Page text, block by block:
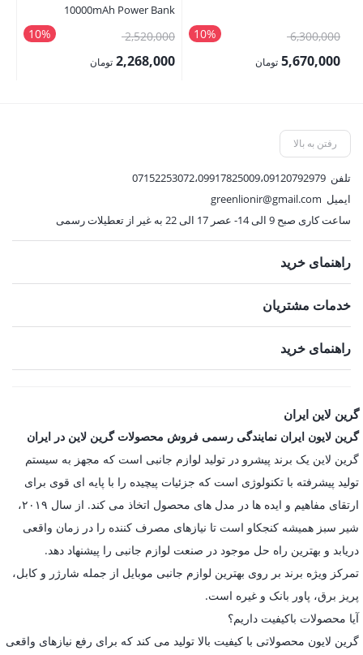
10% 6,300,000قیمت
اصلی:5,670,000 تومان
5,670,000 تومان.
10000mAh Power Bank
10% 2,520,000قیمت
اصلی:2,268,000 تومان
رفتن به بالا
تلفن 07152253072،09917825009،09120792979
ایمیل greenlionir@gmail.com
ساعت کاری صبح 9 الی 14- عصر 17 الی 22 به غیر از تعطیلات رسمی
راهنمای خرید
خدمات مشتریان
راهنمای خرید
گرین لاین ایران
گرین لایون ایران نمایندگی رسمی فروش محصولات گرین لاین در ایران
گرین لاین یک برند پیشرو در تولید لوازم جانبی است که مجهز به سیستم
تولید پیشرفته با تکنولوژی است که جزئیات پیچیده را با پایه ای قوی برای
ارتقای مفاهیم و ایده ها در مدل های محصول اتخاذ می کند. از سال ۲۰۱۹،
شیر سبز همیشه کنجکاو است تا نیازهای مصرف کننده را در زمان واقعی
دریابد و بهترین راه حل موجود در صنعت لوازم جانبی را پیشنهاد دهد.
تمرکز ویژه برند بر روی بهترین لوازم جانبی موبایل از جمله شارژر و کابل،
پریز برق، پاور بانک و غیره است.
آیا محصولات باکیفیت داریم؟
گرین لایون محصولاتی با کیفیت بالا تولید می کند که برای رفع نیازهای واقعی